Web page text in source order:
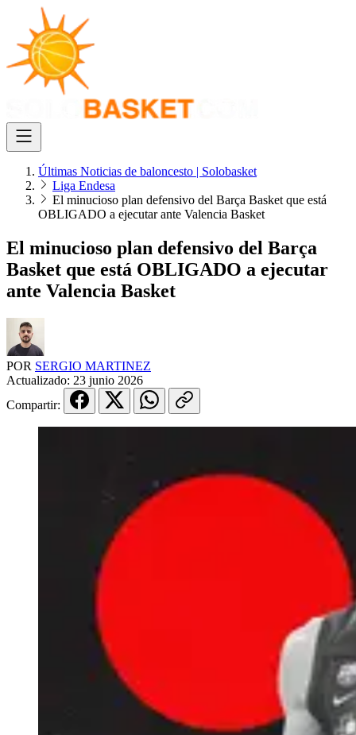
Últimas Noticias de baloncesto | Solobasket
Liga Endesa
El minucioso plan defensivo del Barça Basket que está
OBLIGADO a ejecutar ante Valencia Basket
El minucioso plan defensivo del Barça
Basket que está OBLIGADO a ejecutar
ante Valencia Basket
POR SERGIO MARTINEZ
Actualizado: 23 junio 2026
Compartir: